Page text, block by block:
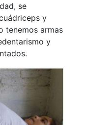
se
y
tenemos armas
y